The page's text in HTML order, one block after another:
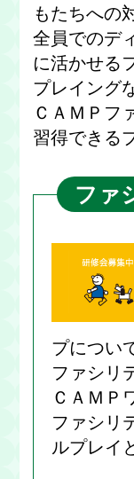
もたちへの
全員でのデ
に活かせる
プレイング
ＣＡＭＰフ
習得できる
ファ
プについ
ファシリ
ＣＡＭＰ
ファシリ
ルプレイ